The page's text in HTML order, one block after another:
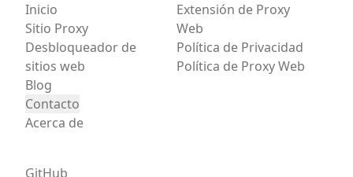
Inicio
Sitio Proxy
Desbloqueador de
sitios web
Blog
Contacto
Acerca de
Extensión de Proxy
Web
Política de Privacidad
Política de Proxy Web
GitHub